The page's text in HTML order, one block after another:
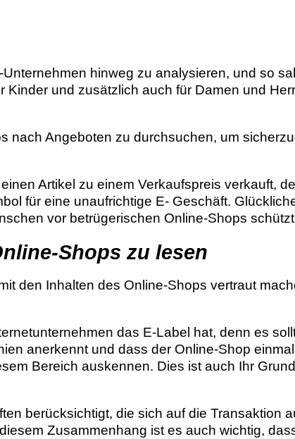
hinweg zu analysieren, und so
und zusätzlich auch für Damen und
nach Angeboten zu durchsuchen, um
Artikel zu einem Verkaufspreis verkauft,
für eine unaufrichtige E- Geschäft.
vor betrügerischen Online-Shops
Shops zu lesen
den Inhalten des Online-Shops vertraut
das E-Label hat, denn es
anerkennt und dass der Online-Shop
Bereich auskennen. Dies ist auch Ihr
berücksichtigt, die sich auf die Transaktion
Zusammenhang ist es auch wichtig,